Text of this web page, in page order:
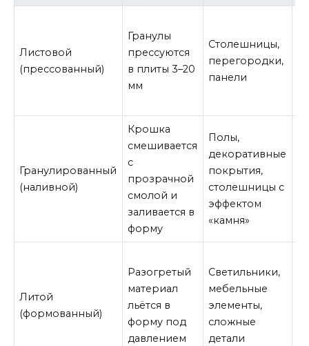
Листовой
(прессованный)
Гранулы
прессуются
в плиты 3–20
мм
Столешницы,
перегородки,
панели
Гранулированный
(наливной)
Крошка
смешивается
с
прозрачной
смолой и
заливается в
форму
Полы,
декоративные
покрытия,
столешницы с
эффектом
«камня»
Литой
(формованный)
Разогретый
материал
льётся в
форму под
давлением
Светильники,
мебельные
элементы,
сложные
детали